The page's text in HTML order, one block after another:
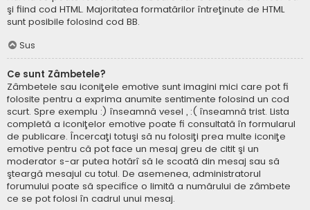
şi fiind cod HTML. Majoritatea formatărilor întreţinute de HTML
sunt posibile folosind cod BB.
Sus
Ce sunt Zâmbetele?
Zâmbetele sau iconiţele emotive sunt imagini mici care pot fi
folosite pentru a exprima anumite sentimente folosind un cod
scurt. Spre exemplu :) înseamnă vesel , :( înseamnă trist. Lista
completă a iconiţelor emotive poate fi consultată în formularul
de publicare. Încercaţi totuşi să nu folosiţi prea multe iconiţe
emotive pentru că pot face un mesaj greu de citit şi un
moderator s-ar putea hotărî să le scoată din mesaj sau să
şteargă mesajul cu totul. De asemenea, administratorul
forumului poate să specifice o limită a numărului de zâmbete
ce se pot folosi în cadrul unui mesaj.